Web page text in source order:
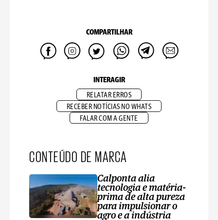
COMPARTILHAR
INTERAGIR
RELATAR ERROS
RECEBER NOTÍCIAS NO WHATS
FALAR COM A GENTE
CONTEÚDO DE MARCA
Calponta alia
tecnologia e matéria-
prima de alta pureza
para impulsionar o
agro e a indústria